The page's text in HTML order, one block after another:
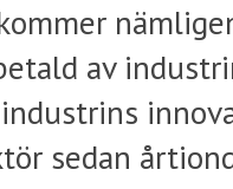
av
sedan